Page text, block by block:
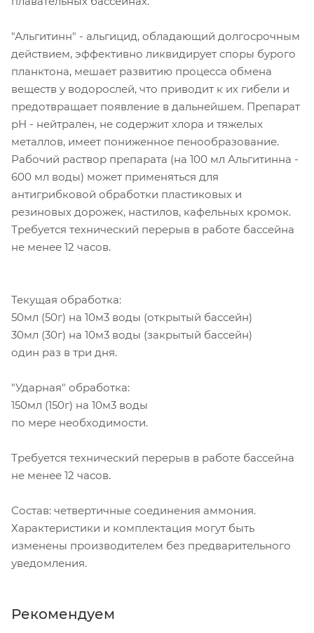
"Альгитинн" - альгицид, обладающий долгосрочным
действием, эффективно ликвидирует споры бурого
планктона, мешает развитию процесса обмена
веществ у водорослей, что приводит к их гибели и
предотвращает появление в дальнейшем. Препарат
рН - нейтрален, не содержит хлора и тяжелых
металлов, имеет пониженное пенообразование.
Рабочий раствор препарата (на 100 мл Альгитинна -
600 мл воды) может применяться для
антигрибковой обработки пластиковых и
резиновых дорожек, настилов, кафельных кромок.
Требуется технический перерыв в работе бассейна
не менее 12 часов.
Текущая обработка:
50мл (50г) на 10м3 воды (открытый бассейн)
30мл (30г) на 10м3 воды (закрытый бассейн)
один раз в три дня.
"Ударная" обработка:
150мл (150г) на 10м3 воды
по мере необходимости.
Требуется технический перерыв в работе бассейна
не менее 12 часов.
Состав: четвертичные соединения аммония.
Характеристики и комплектация могут быть
изменены производителем без предварительного
уведомления.
Рекомендуем